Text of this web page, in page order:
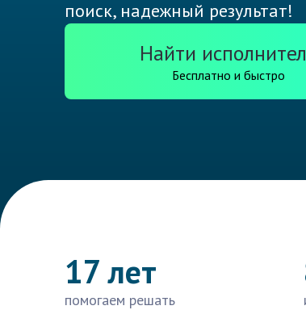
поиск, надежный результат!
Найти
Бесплатно и быстро
17 лет
помогаем решать